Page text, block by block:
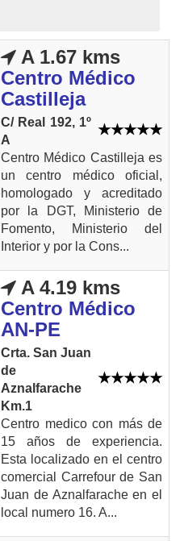
A 1.67 kms
Centro Médico
Castilleja
C/ Real 192, 1º
A
Centro Médico Castilleja es
un centro médico oficial,
homologado y acreditado
por la DGT, Ministerio de
Fomento, Ministerio del
Interior y por la Cons...
A 4.19 kms
Centro Médico
AN-PE
Crta. San Juan
de
Aznalfarache
Km.1
Centro medico con más de
15 años de experiencia.
Esta localizado en el centro
comercial Carrefour de San
Juan de Aznalfarache en el
local numero 16. A...